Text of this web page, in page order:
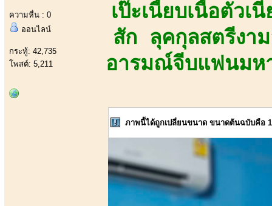
ความหื่น : 0
ออนไลน์
กระทู้: 42,735
โพสต์: 5,211
เป๊ะเนี้ยบเนื้อตัวเ
สัก ลุคกุลสตรีงา
อารมณ์จีบแฟนมห
ภาพนี้ได้ถูกเปลี่ยนขนาด ขนาดต้นฉบับคือ